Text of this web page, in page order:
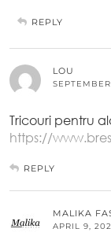
REPLY
LOU
Tricouri pentru
https://
REPLY
MALIKA
APRIL 9,